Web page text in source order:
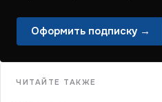
Оформить подписку →
ЧИТАЙТЕ ТАКЖЕ